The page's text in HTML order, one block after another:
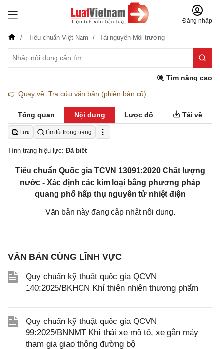
Đăng nhập
Tiêu chuẩn Việt Nam Tài nguyên-Môi trường
Tìm nâng cao
👉 Quay về: Tra cứu văn bản (phiên bản cũ)
Tổng quan Nội dung Lược đồ Tải về
Lưu Tìm từ trong trang
Tình trạng hiệu lực: Đã biết
Tiêu chuẩn Quốc gia TCVN 13091:2020 Chất lượng
nước - Xác định các kim loại bằng phương pháp
quang phổ hấp thụ nguyên tử nhiệt điện
Văn bản này đang cập nhật nội dung.
VĂN BẢN CÙNG LĨNH VỰC
Quy chuẩn kỹ thuật quốc gia QCVN
140:2025/BKHCN Khí thiên nhiên thương phẩm
Quy chuẩn kỹ thuật quốc gia QCVN
99:2025/BNNMT Khí thải xe mô tô, xe gắn máy
tham gia giao thông đường bộ